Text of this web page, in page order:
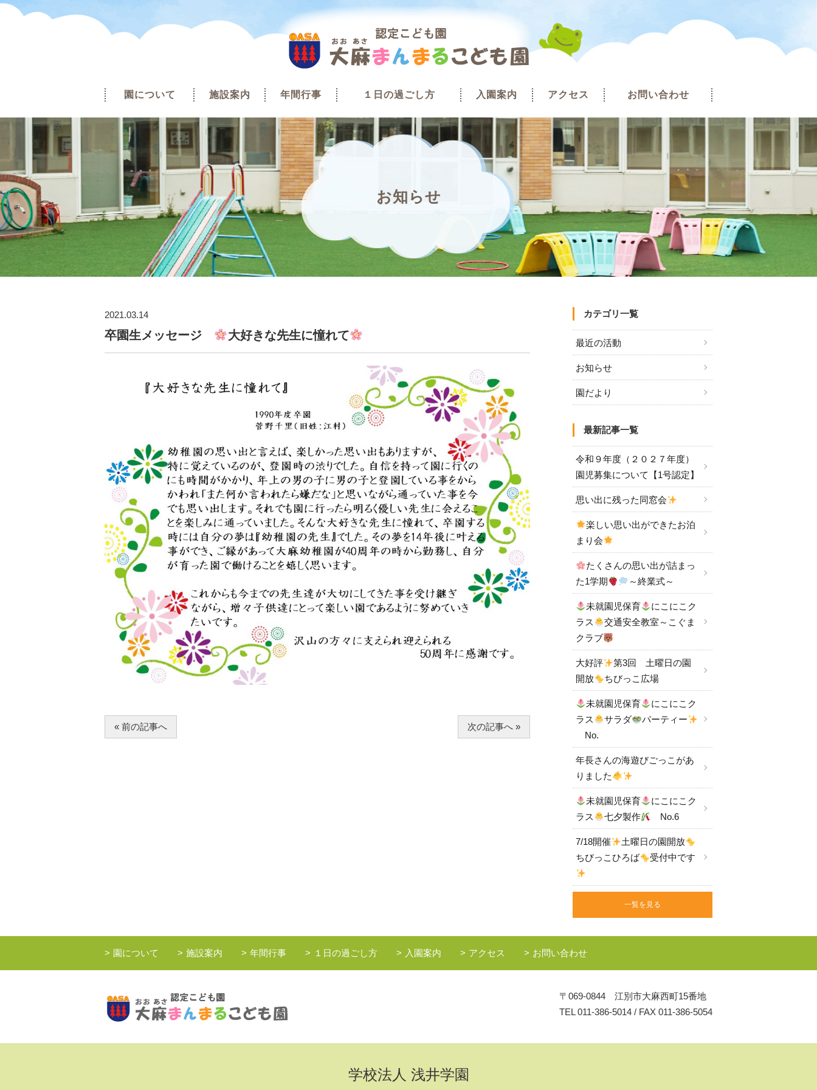
園について 施設案内 年間行事 １日の過ごし方 入園案内 アクセス お問い合わせ
お知らせ
2021.03.14
卒園生メッセージ 大好きな先生に憧れて
« 前の記事へ 次の記事へ »
カテゴリ一覧
最近の活動
お知らせ
園だより
最新記事一覧
令和９年度（２０２７年度）
園児募集について【1号認定】
思い出に残った同窓会
楽しい思い出ができたお泊
まり会
たくさんの思い出が詰まっ
た1学期
～終業式～
未就園児保育
にこにこク
ラス
交通安全教室～こぐま
クラブ
大好評
第3回 土曜日の園
開放
ちびっこ広場
未就園児保育
にこにこク
ラス
サラダ
パーティー
No.
年長さんの海遊びごっこがあ
りました
未就園児保育
にこにこク
ラス
七夕製作 No.6
7/18開催
土曜日の園開放
ちびっこひろば
受付中です
一覧を見る
園について 施設案内 年間行事 １日の過ごし方 入園案内 アクセス お問い合わせ
〒069-0844 江別市大麻西町15番地
TEL011-386-5014 / FAX 011-386-5054
学校法人 浅井学園